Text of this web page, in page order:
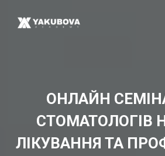
ОНЛАЙН
СТОМАТОЛОГІВ
ЛІКУВАННЯ ТА